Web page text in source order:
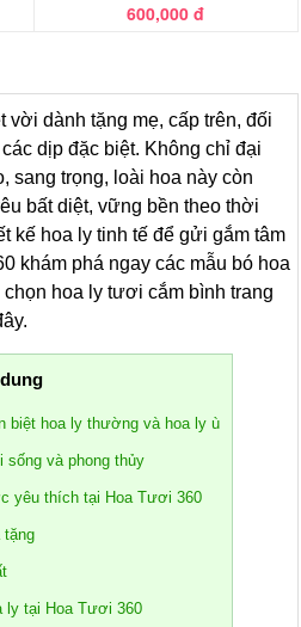
600,000 đ
vời dành tặng mẹ, cấp trên, đối
dịp đặc biệt. Không chỉ đại
sang trọng, loài hoa này còn
bất diệt, vững bền theo thời
kế hoa ly tinh tế để gửi gắm tâm
khám phá ngay các mẫu bó hoa
hoa ly tươi cắm bình trang
biệt hoa ly thường và hoa ly ù
sống và phong thủy
yêu thích tại Hoa Tươi 360
tặng
ly tại Hoa Tươi 360